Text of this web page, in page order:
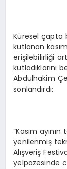
Küresel çapta
kutlanan
erişilebilirliği
kutladıklarını
Abdulhakim
sonlandırdı:
“Kasım
yenilenmiş
Alışveriş
yelpazesinde